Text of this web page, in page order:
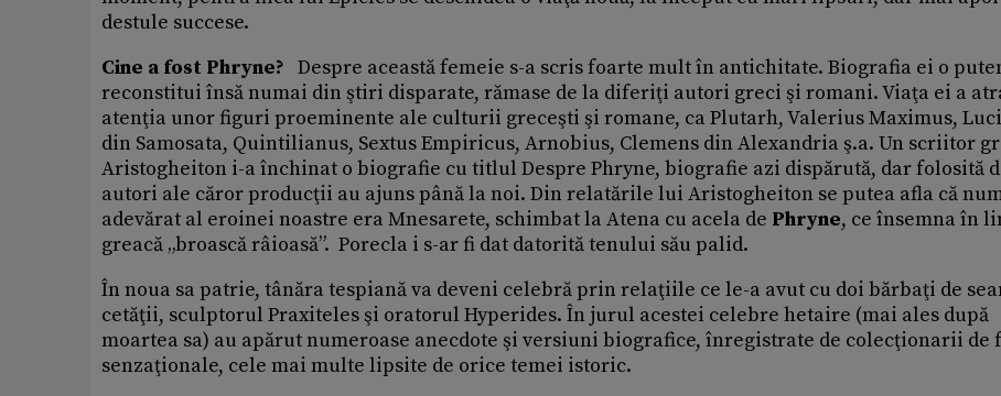
destule succese.
Cine a fost Phryne? Despre această femeie s-a scris foarte mult în antichitate. Biografia ei o
reconstitui însă numai din ştiri disparate, rămase de la diferiţi autori greci şi romani. Viaţa ei a
atenţia unor figuri proeminente ale culturii greceşti şi romane, ca Plutarh, Valerius Maximus,
din Samosata, Quintilianus, Sextus Empiricus, Arnobius, Clemens din Alexandria ş.a. Un scriitor
Aristogheiton i-a închinat o biografie cu titlul Despre Phryne, biografie azi dispărută, dar folosită
autori ale căror producţii au ajuns până la noi. Din relatările lui Aristogheiton se putea afla că
adevărat al eroinei noastre era Mnesarete, schimbat la Atena cu acela de Phryne, ce însemna în
greacă „broască râioasă”. Porecla i s-ar fi dat datorită tenului său palid.
În noua sa patrie, tânăra tespiană va deveni celebră prin relaţiile ce le-a avut cu doi bărbaţi de
cetăţii, sculptorul Praxiteles şi oratorul Hyperides. În jurul acestei celebre hetaire (mai ales după
moartea sa) au apărut numeroase anecdote şi versiuni biografice, înregistrate de colecţionarii de
senzaţionale, cele mai multe lipsite de orice temei istoric.